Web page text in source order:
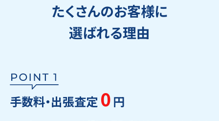
たくさんのお客様に
選ばれる理由
手数料・出張査定 0 円